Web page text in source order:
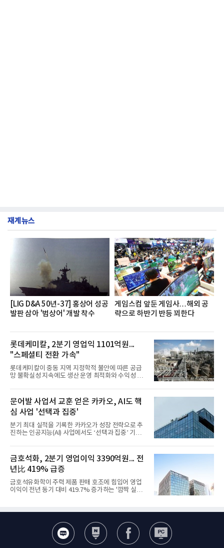
재계뉴스
[LIG D&A 50년-37] 홍상어 성공
발판 삼아 '범상어' 개발 착수
게임스컴 앞둔 게임사…해외 공
략으로 하반기 반등 꾀한다
롯데케미칼, 2분기 영업익 1101억원...
"스페셜티 전환 가속"
롯데케미칼이 중동 지역 지정학적 불안에 따른 공급
망 불확실성 지속에도 생산 운영 최적화와 수익성 중
어갔다.롯데케미칼이 2026년 2분기 연결 기준 매출
액 5조6864억원, 영업이익 1101억원을 기록했다고 7
일 밝혔다. 사업별로는 기초화학 부문(롯데케미칼 기
초소재사업·LC타이탄·LC USA·롯데대산석화)이 매
출 3조9403억원, 영업이익 23억원을 기록했다. 정기
보수 영향과 원료 가격 변동에 따른 래깅 효과로 전분
기 대비 수익성은 둔화됐지만 흑자 전환 흐름을 유지
우호적인 환율 효과
문어발 사업서 교훈 얻은 카카오, AI도 핵
심 사업 '선택과 집중'
분기 최대 실적을 기록한 카카오가 성장 전략으로 추
진하는 인공지능(AI) 사업에서도 ‘선택과 집중’ 기조
라 투자에 나서는 것과 달리, 카카오는 ‘카카오톡’이
라는 플랫폼 경쟁력을 활용한 AI 에이전트 서비스에
집중하는 전략이다. 과거 무리한 사업 확장 과정에서
겪었던 시행착오를 되풀이하지 않고 핵심 역량에 집
중하겠다는 취지로 풀이된다.7일 업계에 따르면 카카
오는 올해 2분기 연결 기준 매출 2조985억원, 영업이
익 2770억원을 기록했다. 전년 동기 대비 매출과 영업
금호석화, 2분기 영업이익 3390억원... 전
년比 419% 급증
금호석유화학이 주력 제품 판매 호조에 힘입어 영업
이익이 전년 동기 대비 419.7% 증가하는 '깜짝 실
가한 것으로 잠정 집계됐다고 7일 공시했다.매출은 2
순이익은 3004억원으로 420.4% 늘었다.이번 호실적
은 주력 제품인 NB라텍스와 합성수지 판매 호조가 견
인한 것으로 풀이된다. 미국의 중국산 의료용 고무장